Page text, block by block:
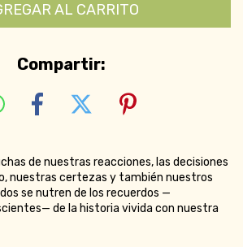
Compartir:
de nuestras reacciones, las decisiones
nuestras certezas y también nuestros
se nutren de los recuerdos —
de la historia vivida con nuestra